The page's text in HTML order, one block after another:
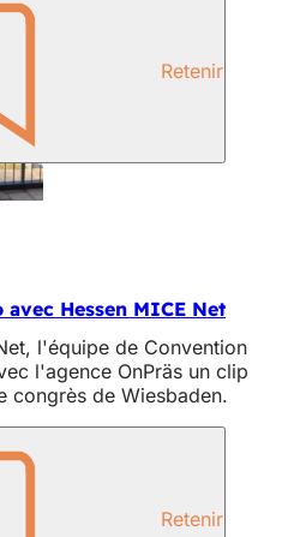
Retenir
Hessen MICE Net
l'équipe de Convention
l'agence OnPräs un clip
congrès de Wiesbaden.
Retenir